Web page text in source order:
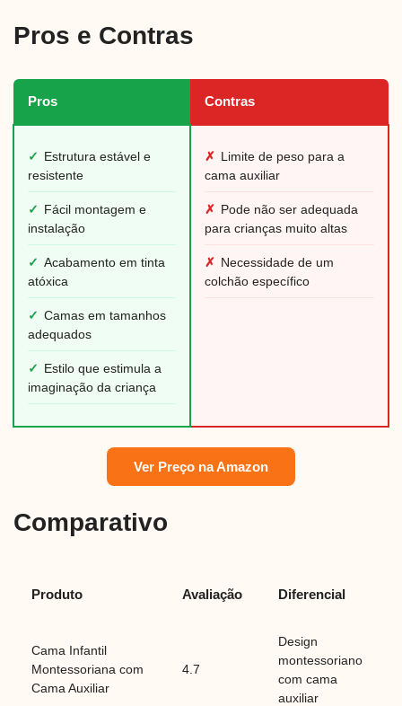
Pros e Contras
Pros Contras
✓
Estrutura estável e
resistente
✓
Fácil montagem e
instalação
✓ Acabamento em tinta
atóxica
✓ Camas em tamanhos
adequados
✓
Estilo que estimula a
imaginação da criança
✗ Limite de peso para a
cama auxiliar
✗ Pode não ser adequada
para crianças muito altas
✗ Necessidade de um
colchão específico
Ver Preço na Amazon
Comparativo
Produto Avaliação Diferencial
Cama Infantil
Montessoriana com
Cama Auxiliar
4.7
Design
montessoriano
com cama
auxiliar